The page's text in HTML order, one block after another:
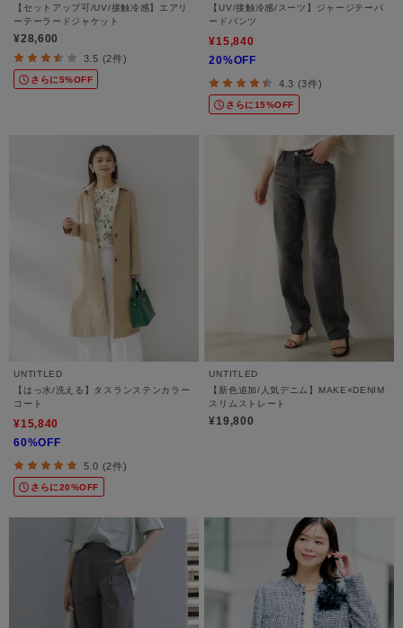
【セットアップ可/UV/接触冷感】エアリ
ーテーラードジャケット
¥28,600
3.5 (2件)
さらに5%OFF
【UV/接触冷感/スーツ】ジャージテーパ
ードパンツ
¥15,840
20%OFF
4.3 (3件)
さらに15%OFF
UNTITLED
【はっ水/洗える】タスランステンカラー
コート
¥15,840
60%OFF
5.0 (2件)
さらに20%OFF
UNTITLED
【新色追加/人気デニム】MAKE×DENIM
スリムストレート
¥19,800